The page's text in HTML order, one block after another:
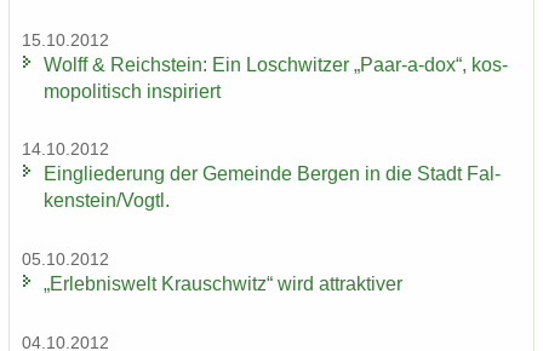
15.10.2012
Wolff & Reichs­tein: Ein Losch­wit­zer „Paar-​a-dox“, kos­
mo­po­li­tisch in­spi­riert
14.10.2012
Ein­glie­de­rung der Ge­mein­de Ber­gen in die Stadt Fal­
ken­stein/Vogtl.
05.10.2012
„Er­leb­nis­welt Krausch­witz“ wird at­trak­ti­ver
04.10.2012